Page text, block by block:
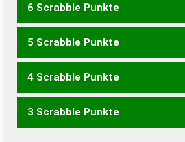
6 Scrabble Punkte
EILST LEIST LIEST LISTE
TEILS
5 Scrabble Punkte
ILSE LEIS LEIT LEST
4 Scrabble Punkte
LEI LET EIST SEIT SITE
3 Scrabble Punkte